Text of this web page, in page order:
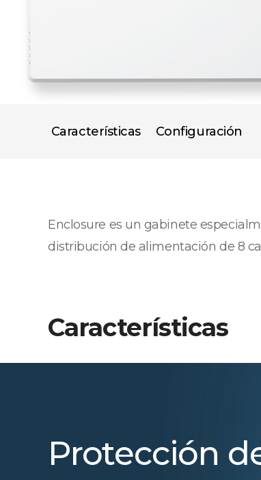
Características Configuración
Enclosure es un gabinete
distribución de alimentación de 8
Características
Protección